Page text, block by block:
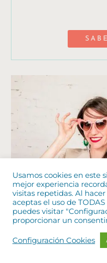
Usamos cookies en este
mejor experiencia
visitas repetidas. Al
aceptas el uso de
puedes visitar
proporcionar un
Configuración Cookies